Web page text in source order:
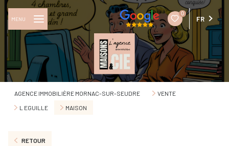
0
FR
MENU
AGENCE IMMOBILIÈRE MORNAC-SUR-SEUDRE
VENTE
L EGUILLE
MAISON
RETOUR